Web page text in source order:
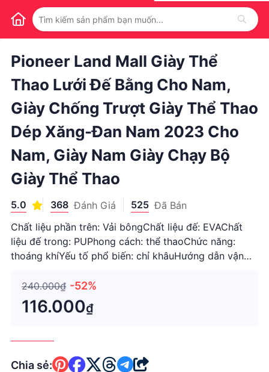
1 /
Pioneer Land Mall Giày Thể
Thao Lưới Đế Bằng Cho Nam,
Giày Chống Trượt Giày Thể Thao
Dép Xăng-Đan Nam 2023 Cho
Nam, Giày Nam Giày Chạy Bộ
Giày Thể Thao
5.0 368 Đánh Giá 525 Đã Bán
Chất liệu phần trên: Vải bôngChất liệu đế: EVAChất
liệu đế trong: PUPhong cách: thể thaoChức năng:
thoáng khíYếu tố phổ biến: chỉ khâuHướng dẫn vận
chúng tôi đều Còn hàng. Nếu bạn có bất kỳ câu hỏi
nào về các sản phẩ
240.000₫ -52%
116.000₫
Chia sẻ: